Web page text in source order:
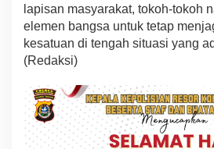
lapisan masyarakat, tokoh-tokoh
elemen bangsa untuk tetap
kesatuan di tengah situasi yang
(Redaksi)